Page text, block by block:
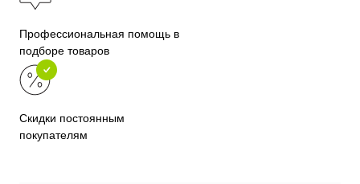
Профессиональная помощь в
подборе товаров
Скидки постоянным
покупателям